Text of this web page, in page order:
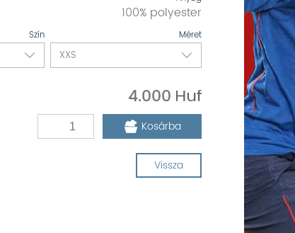
Szín Méret
100% polyester
4.000
Kosárba
Vissza